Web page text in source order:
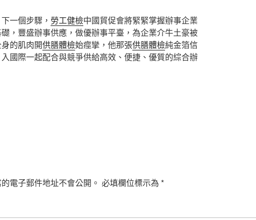
一個步驟， 勞工健檢中國貿促會將緊緊掌握辦事企業
，豐盛辦事供應，做優辦事平臺，為企業介牛土豪被
的肌肉開供膳體檢始痙攣，他那張供膳體檢純金箔信
國際一起配合與競爭供給高效、便捷、優質的綜合辦
電子郵件地址不會公開。 必填欄位標示為 *